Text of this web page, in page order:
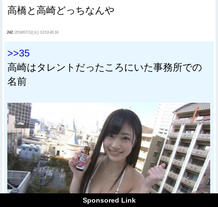
高橋と高崎どっちなんや
242: 2016/07/12(火) 13:53:40.16
>>35
高崎はタレントだったころにいた事務所での
名前
Sponsored Link